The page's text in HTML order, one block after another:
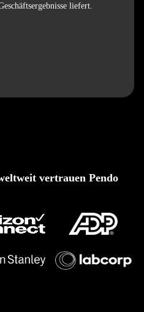
liefert.
vertrauen Pendo